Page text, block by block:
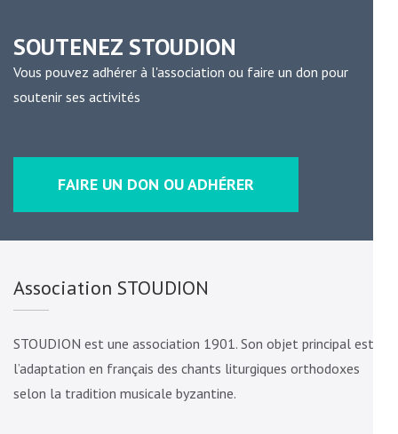
SOUTENEZ STOUDION
Vous pouvez adhérer à l'association ou faire un don pour
soutenir ses activités
FAIRE UN DON OU ADHÉRER
Association STOUDION
STOUDION est une association 1901. Son objet principal est
l’adaptation en français des chants liturgiques orthodoxes
selon la tradition musicale byzantine.